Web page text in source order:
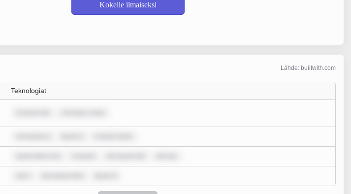
Kokeile ilmaiseksi
Lähde: builtwith.com
Teknologiat